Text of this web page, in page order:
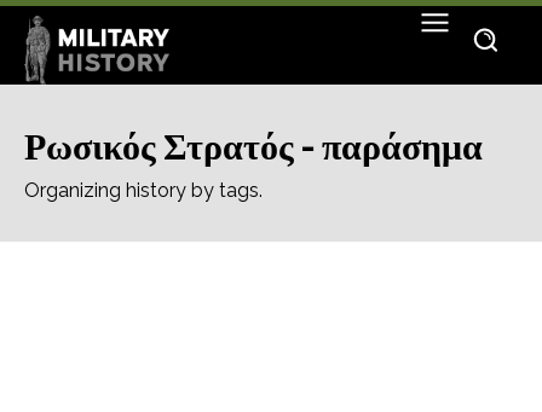
Ρωσικός Στρατός - παράσημα
Organizing history by tags.